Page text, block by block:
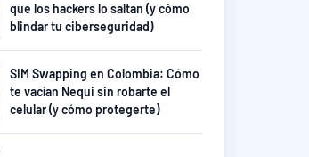
que los hackers lo saltan (y cómo
blindar tu ciberseguridad)
SIM Swapping en Colombia: Cómo
te vacían Nequi sin robarte el
celular (y cómo protegerte)